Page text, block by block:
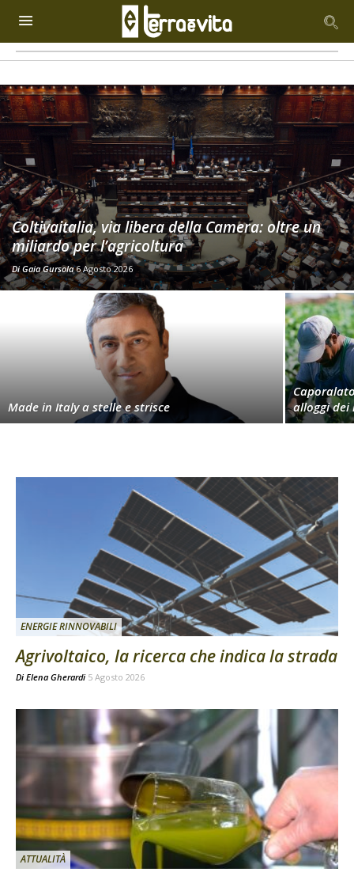
Coltivaitalia, via libera della Camera: oltre un
miliardo per l’agricoltura
DiGaia Gursola 6 Agosto 2026
Made in Italy a stelle e strisce
alloggi
ENERGIE RINNOVABILI
Agrivoltaico, la ricerca che indica la strada
Di Elena Gherardi 5 Agosto 2026
ATTUALITÀ